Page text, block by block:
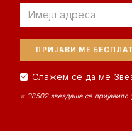
Email
Слажем се да ме
⭐ 38502 звездаша се